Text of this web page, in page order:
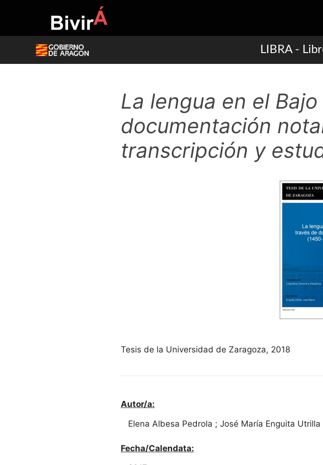
LIBRA -
La lengua en el
documentación
transcripción y
Tesis de la Universidad de Zaragoza, 2018
Autor/a:
Elena Albesa Pedrola ; José María Enguita Utrilla
Fecha/Calendata: